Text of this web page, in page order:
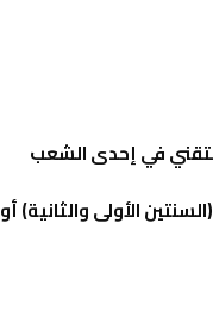
في إحدى الشعب
الأولى والثانية) أو